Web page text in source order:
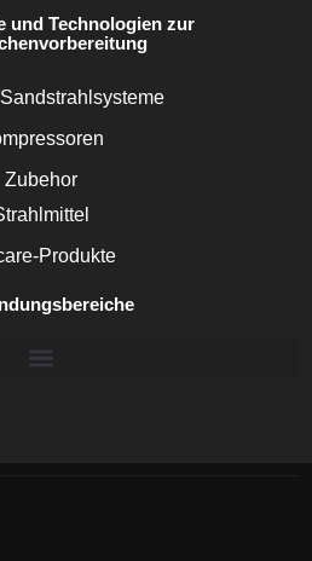
und Technologien zur
Zubehor
Produkte